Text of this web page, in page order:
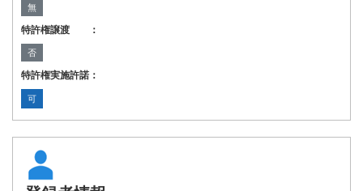
無
特許権譲渡 ：
否
特許権実施許諾：
可